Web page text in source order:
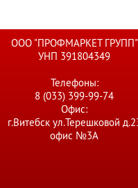
ООО "ПРОФМАРКЕТ ГРУПП"
УНП 391804349
Телефоны:
8 (033) 399-99-74
Офис:
г.Витебск ул.Терешковой
офис №3А